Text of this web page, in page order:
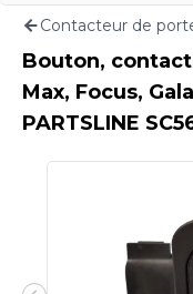
Contacteur de
Bouton,
Max, Focus,
PARTSLINE